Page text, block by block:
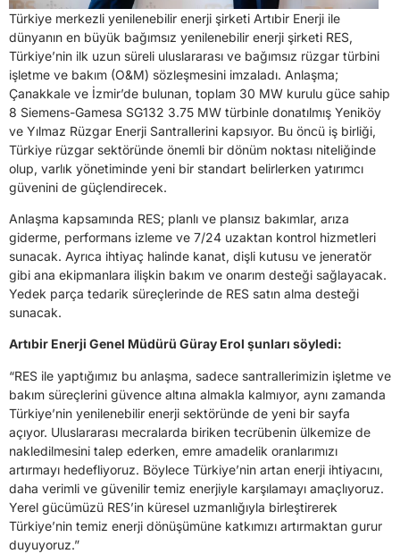
Türkiye merkezli yenilenebilir enerji şirketi Artıbir Enerji ile
dünyanın en büyük bağımsız yenilenebilir enerji şirketi RES,
Türkiye’nin ilk uzun süreli uluslararası ve bağımsız rüzgar türbini
işletme ve bakım (O&M) sözleşmesini imzaladı. Anlaşma;
Çanakkale ve İzmir’de bulunan, toplam 30 MW kurulu güce sahip
8 Siemens-Gamesa SG132 3.75 MW türbinle donatılmış Yeniköy
ve Yılmaz Rüzgar Enerji Santrallerini kapsıyor. Bu öncü iş birliği,
Türkiye rüzgar sektöründe önemli bir dönüm noktası niteliğinde
olup, varlık yönetiminde yeni bir standart belirlerken yatırımcı
güvenini de güçlendirecek.
Anlaşma kapsamında RES; planlı ve plansız bakımlar, arıza
giderme, performans izleme ve 7/24 uzaktan kontrol hizmetleri
sunacak. Ayrıca ihtiyaç halinde kanat, dişli kutusu ve jeneratör
gibi ana ekipmanlara ilişkin bakım ve onarım desteği sağlayacak.
Yedek parça tedarik süreçlerinde de RES satın alma desteği
sunacak.
Artıbir Enerji Genel Müdürü Güray Erol şunları söyledi:
“RES ile yaptığımız bu anlaşma, sadece santrallerimizin işletme ve
bakım süreçlerini güvence altına almakla kalmıyor, aynı zamanda
Türkiye’nin yenilenebilir enerji sektöründe de yeni bir sayfa
açıyor. Uluslararası mecralarda biriken tecrübenin ülkemize de
nakledilmesini talep ederken, emre amadelik oranlarımızı
artırmayı hedefliyoruz. Böylece Türkiye’nin artan enerji ihtiyacını,
daha verimli ve güvenilir temiz enerjiyle karşılamayı amaçlıyoruz.
Yerel gücümüzü RES’in küresel uzmanlığıyla birleştirerek
Türkiye’nin temiz enerji dönüşümüne katkımızı artırmaktan gurur
duyuyoruz.”